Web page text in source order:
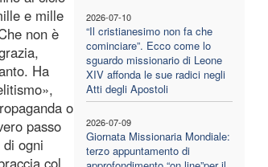
2026-07-10
“Il cristianesimo non fa che
cominciare”. Ecco come lo
sguardo missionario di Leone
XIV affonda le sue radici negli
Atti degli Apostoli
2026-07-09
Giornata Missionaria Mondiale:
terzo appuntamento di
e mille
non è
Ha
o
passo
ogni
col